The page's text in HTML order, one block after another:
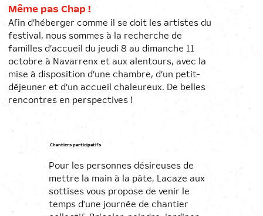
Chantiers participatifs
Pour les personnes désireuses de
mettre la main à la pâte, Lacaze aux
sottises vous propose de venir le
temps d'une journée de chantier
Même pas Chap !
Afin d’héberger comme il se doit les artistes du
festival, nous sommes à la recherche de
familles d’accueil du jeudi 8 au dimanche 11
octobre à Navarrenx et aux alentours, avec la
mise à disposition d’une chambre, d’un petit-
déjeuner et d’un accueil chaleureux. De belles
rencontres en perspectives !